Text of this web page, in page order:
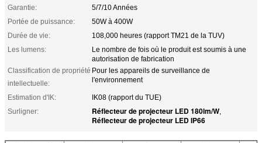
Garantie:
5/7/10 Années
Portée de puissance:
50W à 400W
Durée de vie:
108,000 heures (rapport TM21 de la TUV)
Les lumens:
Le nombre de fois où le produit est soumis à une
autorisation de fabrication
Classification de propriété
intellectuelle:
Pour les appareils de surveillance de
l'environnement
Estimation d'IK:
IK08 (rapport du TUE)
Surligner:
Réflecteur de projecteur LED 180lm/W,
Réflecteur de projecteur LED IP66